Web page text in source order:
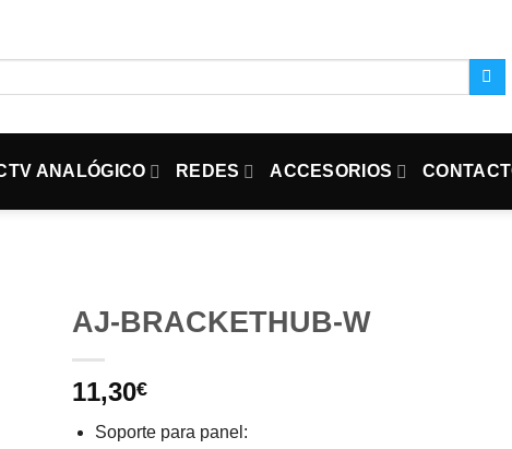
ANALÓGICO REDES ACCESORIOS
AJ-BRACKETHUB-W
11,30€
Soporte para panel: